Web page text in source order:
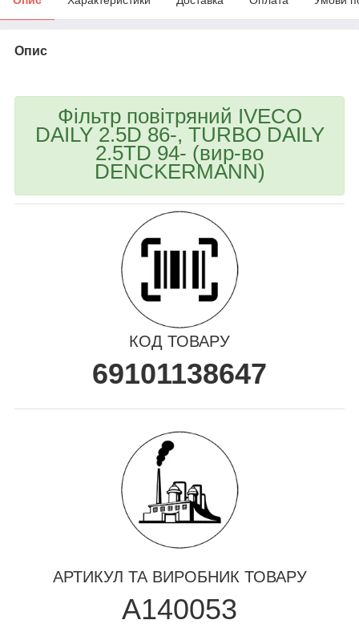
Опис
Фільтр повітряний IVECO
DAILY 2.5D 86-, TURBO DAILY
2.5TD 94- (вир-во
DENCKERMANN)
КОД ТОВАРУ
69101138647
АРТИКУЛ ТА ВИРОБНИК ТОВАРУ
A140053